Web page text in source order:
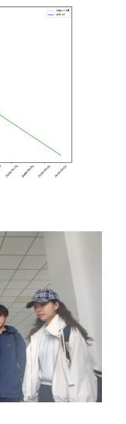
需要嵌
配置生
敏感信
（AI
Key 及
数据库
密
码）；
配合前
端验证
PWA 离
线缓存
无